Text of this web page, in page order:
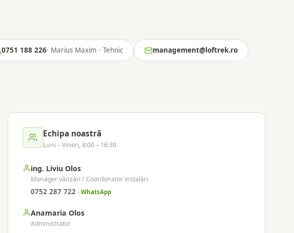
0751 188 226· Marius Maxim · Tehnic management@loftrek.ro
Echipa noastră
Luni – Vineri, 8:00 – 16:30
ing. Liviu Olos
Manager vânzări / Coordonator instalări
0752 287 722 · WhatsApp
Anamaria Olos
Administrator